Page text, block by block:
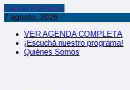
Cancel Preloader
7 agosto, 2026
VER AGENDA COMPLETA
¡Escuchá nuestro programa!
Quiénes Somos